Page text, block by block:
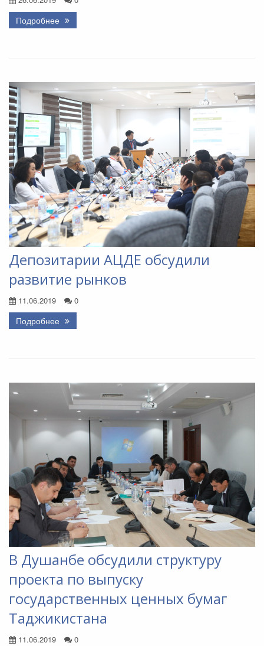
Подробнее
Депозитарии АЦДЕ обсудили
развитие рынков
11.06.2019 0
Подробнее
В Душанбе обсудили структуру
проекта по выпуску
государственных ценных бумаг
Таджикистана
11.06.2019 0